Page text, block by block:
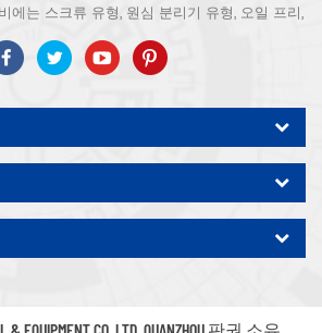
에는 스크류 유형, 원심 분리기 유형, 오일 프리,
, 건조기, 필터, 배수기, 완전한 공기 압축기 생산
보다 300 가지 유형의 공기 압축기 산업 전문가
력 from 압력 용기, 전기 모터, 정밀 부품 가공
품 주조 조립. 또한 우리 회사는 영구 자석 서보
스를 개발하고 관련 기술 특허를 획득하여 국가
기술 발전에 기여했습니다. 우리 자신의 브랜
대하십시오, ODM / OEM 수락입니다.